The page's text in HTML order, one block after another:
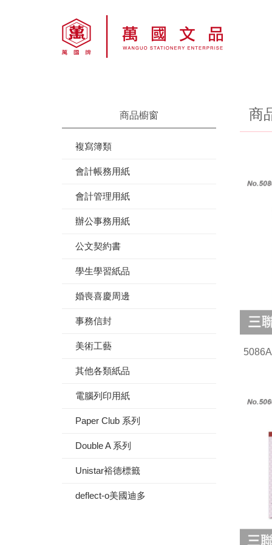
商品櫥窗
複寫簿類
會計帳務用紙
會計管理用紙
辦公事務用紙
公文契約書
學生學習紙品
婚喪喜慶周邊
事務信封
美術工藝
其他各類紙品
電腦列印用紙
Paper Club 系列
Double A 系列
Unistar裕德標籤
deflect-o美國迪多
商